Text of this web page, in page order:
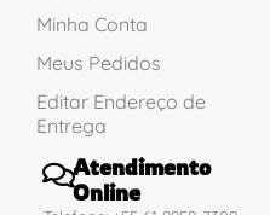
Minha Conta
Meus Pedidos
Editar Endereço de
Entrega
Atendimento
Online